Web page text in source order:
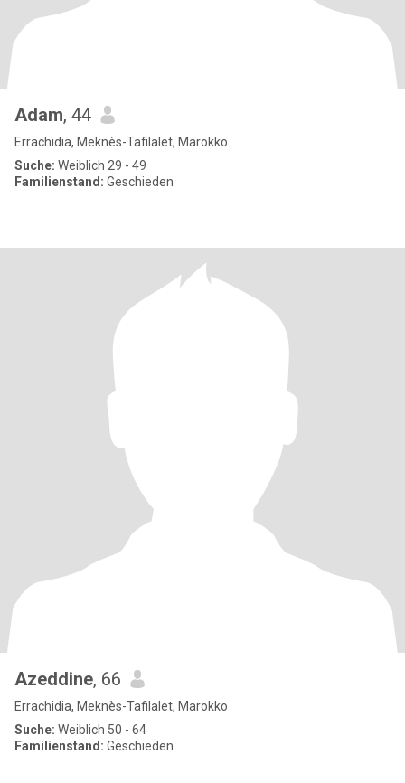
Adam, 44
Errachidia, Meknès-Tafilalet, Marokko
Suche: Weiblich 29 - 49
Familienstand: Geschieden
Azeddine, 66
Errachidia, Meknès-Tafilalet, Marokko
Suche: Weiblich 50 - 64
Familienstand: Geschieden